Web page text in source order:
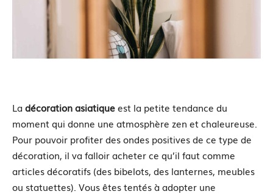
La décoration asiatiqueest la petite tendance du
moment qui donne une atmosphère zen et chaleureuse.
Pour pouvoir profiter des ondes positives de ce type de
décoration, il va falloir acheter ce qu’il faut comme
articles décoratifs (des bibelots, des lanternes, meubles
ou statuettes). Vous êtes tentés à adopter une